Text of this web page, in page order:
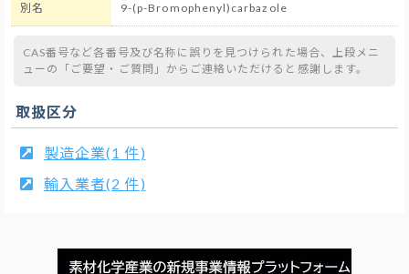
別名 9-(p-Bromophenyl)carbazole
CAS番号など各番号及び名称に誤りを見つけられた場合、上段メニ
ューの「ご要望・ご質問」からご連絡いただけると感謝します。
取扱区分
製造企業(1 件)
輸入業者(2 件)